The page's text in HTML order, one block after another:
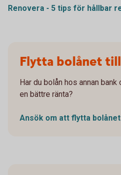
Renovera - 5 tips för hållbar
Flytta bolånet
Har du bolån hos annan
en bättre ränta?
Ansök om att flytta bolånet